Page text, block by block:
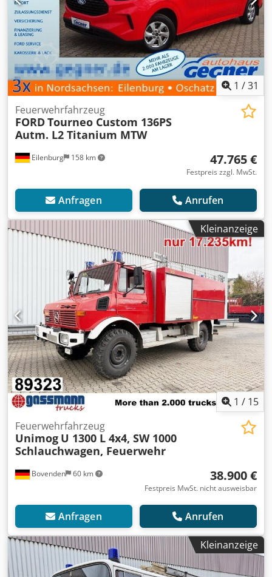
1 /31
Eilenburg 158 km
Feuerwehrfahrzeug
FORDTourneo Custom 136PS
Autm. L2 Titanium MTW
47.765 €
Festpreis zzgl. MwSt.
Anfragen Anrufen
Kleinanzeige
1 / 15
Bovenden 60 km
Feuerwehrfahrzeug
Unimog U 1300 L 4x4, SW 1000
Schlauchwagen, Feuerwehr
38.900 €
Festpreis MwSt. nicht ausweisbar
Anfragen Anrufen
Kleinanzeige